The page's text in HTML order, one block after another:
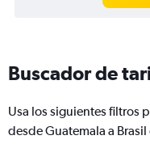
Buscador de
Usa los siguientes filtros
desde Guatemala a